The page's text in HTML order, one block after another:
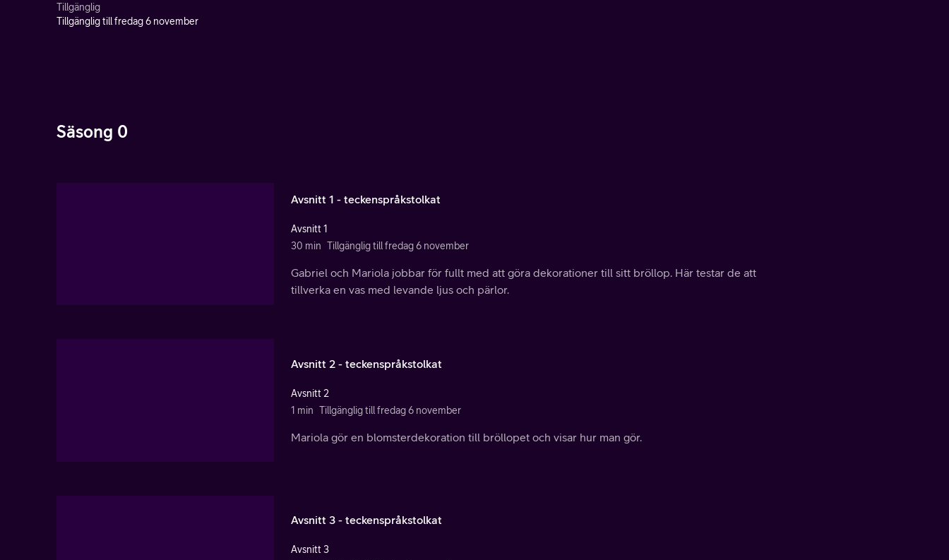
Tillgänglig
Tillgänglig till fredag 6 november
Säsong 0
Avsnitt 1 - teckenspråkstolkat
Avsnitt 1
30 min Tillgänglig till fredag 6 november
Gabriel och Mariola jobbar för fullt med att göra dekorationer till sitt bröllop. Här testar de att
tillverka en vas med levande ljus och pärlor.
Avsnitt 2 - teckenspråkstolkat
Avsnitt 2
1 min Tillgänglig till fredag 6 november
Mariola gör en blomsterdekoration till bröllopet och visar hur man gör.
Avsnitt 3 - teckenspråkstolkat
Avsnitt 3